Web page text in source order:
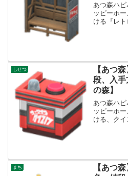
あつ森ハ
ッピーホ
ける『レト
しせつ
【あつ
段、入
の森】
あつ森ハ
ッピーホ
ける、クイ
まち
【あつ